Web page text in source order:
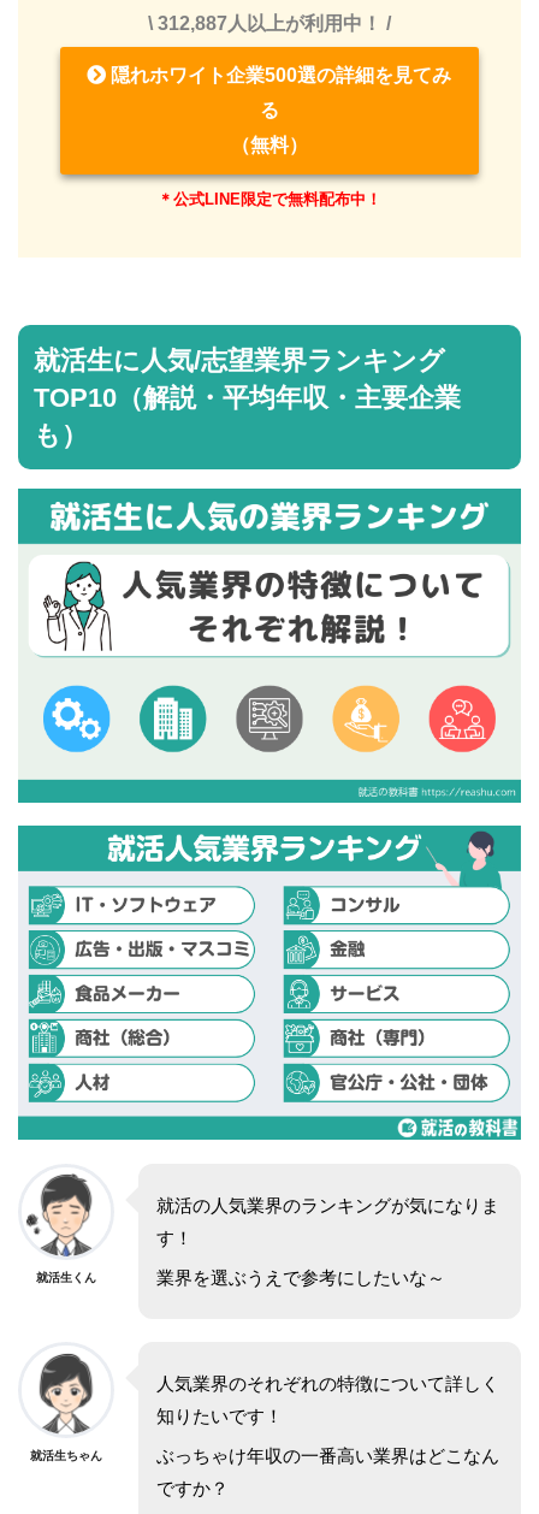
\ 312,887人以上が利用中！ /
隠れホワイト企業500選の詳細を見てみ
る
（無料）
＊公式LINE限定で無料配布中！
就活生に人気/志望業界ランキング
TOP10（解説・平均年収・主要企業
も）
就活生くん
就活の人気業界のランキングが気になりま
す！
業界を選ぶうえで参考にしたいな～
就活生ちゃん
人気業界のそれぞれの特徴について詳しく
知りたいです！
ぶっちゃけ年収の一番高い業界はどこなん
ですか？